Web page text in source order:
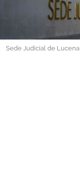
Sede Judicial de Lucena